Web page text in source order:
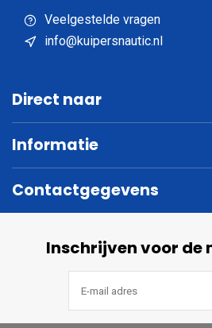
Veelgestelde vragen
info@kuipersnautic.nl
Direct naar
Informatie
Contactgegevens
Inschrijven voor de